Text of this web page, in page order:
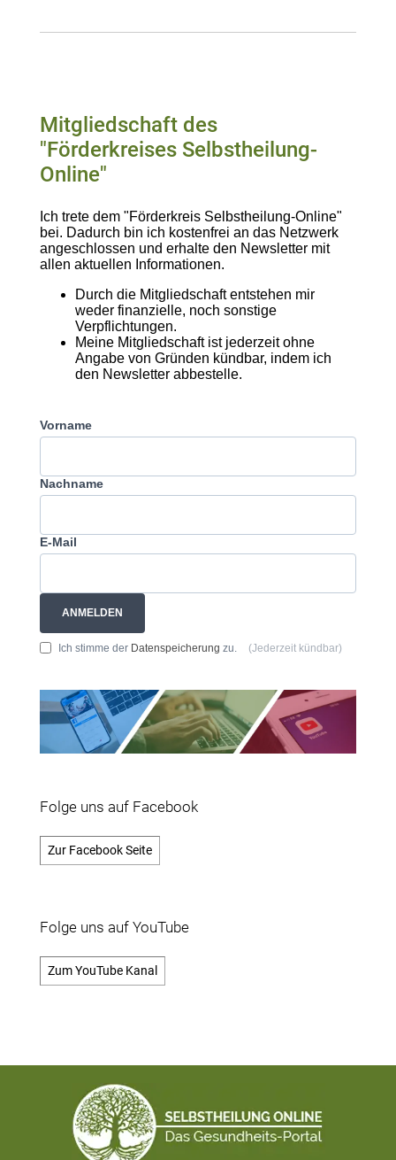
Mitgliedschaft des
"Förderkreises Selbstheilung-
Online"
Ich trete dem "Förderkreis Selbstheilung-Online"
bei. Dadurch bin ich kostenfrei an das Netzwerk
angeschlossen und erhalte den Newsletter mit
allen aktuellen Informationen.
Durch die Mitgliedschaft entstehen mir
weder finanzielle, noch sonstige
Verpflichtungen.
Meine Mitgliedschaft ist jederzeit ohne
Angabe von Gründen kündbar, indem ich
den Newsletter abbestelle.
Vorname
Nachname
E-Mail
ANMELDEN
Ich stimme der Datenspeicherung zu. (Jederzeit kündbar)
Folge uns auf Facebook
Zur Facebook Seite
Folge uns auf YouTube
Zum YouTube Kanal